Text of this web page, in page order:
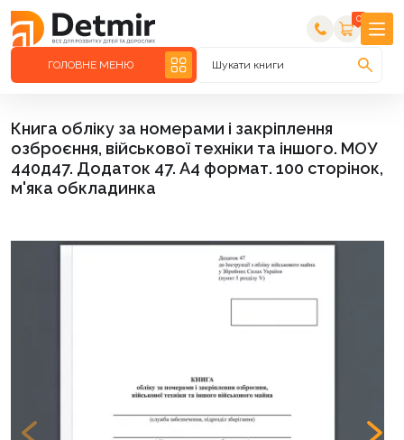
0
ГОЛОВНЕ МЕНЮ Шукати книги
Книга обліку за номерами і закріплення
озброєння, військової техніки та іншого. МОУ
440д47. Додаток 47. А4 формат. 100 сторінок,
м'яка обкладинка